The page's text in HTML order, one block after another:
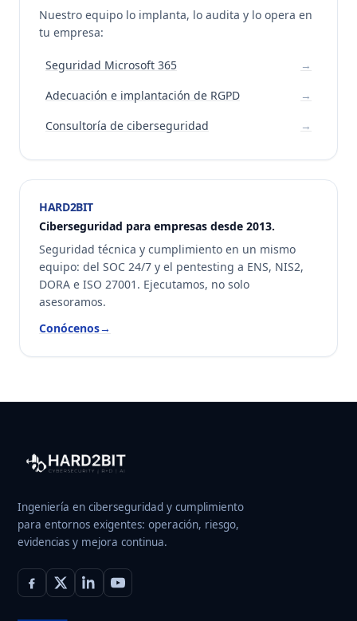
Nuestro equipo lo implanta, lo audita y lo opera en
tu empresa:
Seguridad Microsoft 365
→
Adecuación e implantación de RGPD
→
Consultoría de ciberseguridad
→
HARD2BIT
Ciberseguridad para empresas desde 2013.
Seguridad técnica y cumplimiento en un mismo
equipo: del SOC 24/7 y el pentesting a ENS, NIS2,
DORA e ISO 27001. Ejecutamos, no solo
asesoramos.
Conócenos→
Ingeniería en ciberseguridad y cumplimiento
para entornos exigentes: operación, riesgo,
evidencias y mejora continua.